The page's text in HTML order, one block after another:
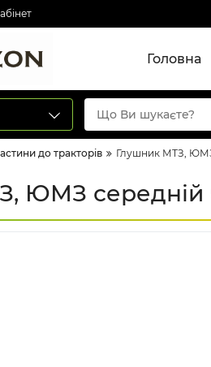
Головна
до тракторів Глушник МТЗ, ЮМЗ
ЮМЗ середній